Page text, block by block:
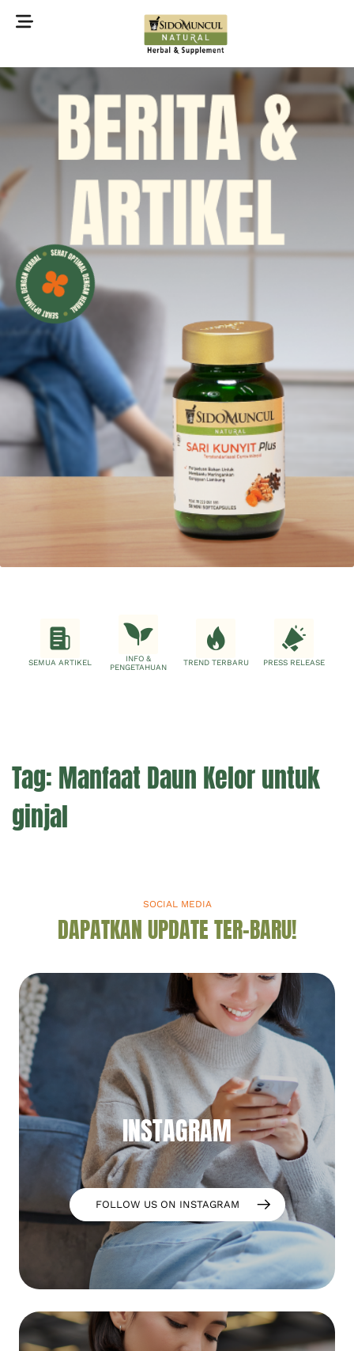
©2022 Sidomuncul Natural All right reserved
SEMUA ARTIKEL
INFO &
PENGETAHUAN
TREND TERBARU PRESS RELEASE
Tag: Manfaat Daun Kelor untuk
ginjal
SOCIAL MEDIA
DAPATKAN UPDATE TER-BARU!
INSTAGRAM
FOLLOW US ON INSTAGRAM